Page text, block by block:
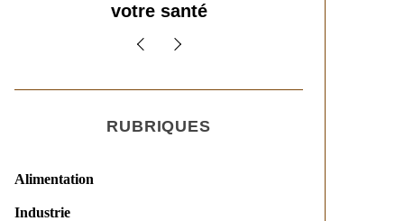
marketing
RUBRIQUES
Alimentation
Industrie